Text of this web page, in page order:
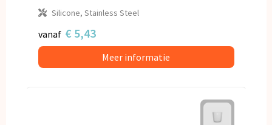
Silicone, Stainless Steel
vanaf € 5,43
Meer informatie